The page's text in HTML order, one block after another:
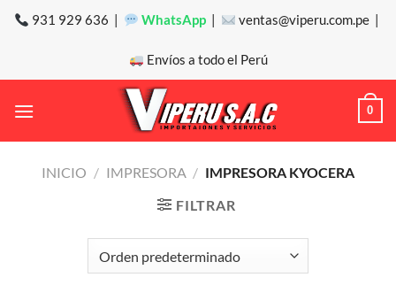
Saltar
931 929 636 | WhatsApp | ventas@viperu.com.pe |
Envíos a todo el Perú
0
INICIO / IMPRESORA / IMPRESORA KYOCERA
FILTRAR